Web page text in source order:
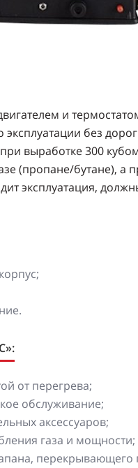
и
без
выработке 300
(пропане/бутане), а
эксплуатация,
от перегрева;
обслуживание;
аксессуаров;
газа и мощности;
перекрывающего